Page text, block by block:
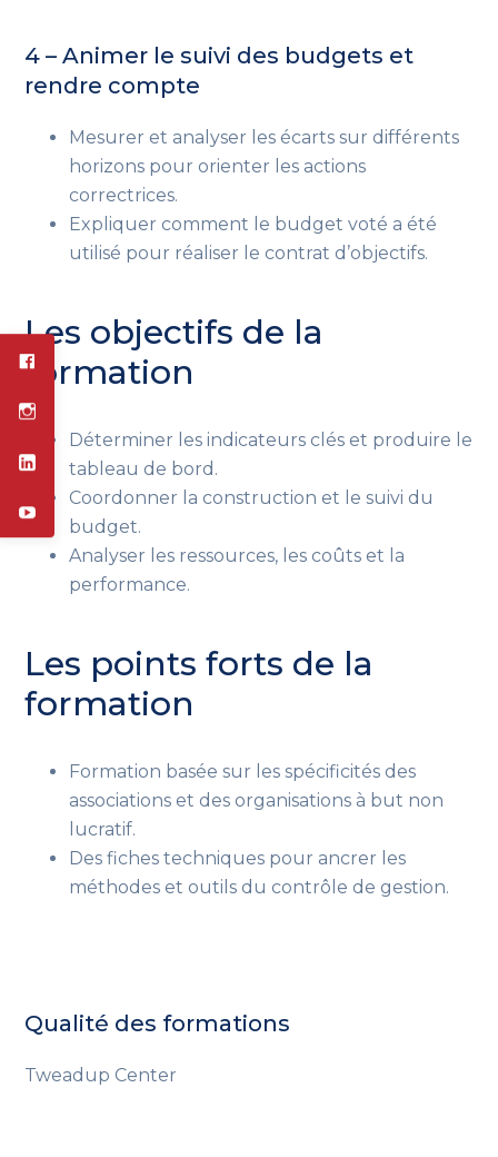
4 – Animer le suivi des budgets et
rendre compte
Mesurer et analyser les écarts sur différents
horizons pour orienter les actions
correctrices.
Expliquer comment le budget voté a été
utilisé pour réaliser le contrat d’objectifs.
Les objectifs de la
formation
Déterminer les indicateurs clés et produire le
tableau de bord.
Coordonner la construction et le suivi du
budget.
Analyser les ressources, les coûts et la
performance.
Les points forts de la
formation
Formation basée sur les spécificités des
associations et des organisations à but non
lucratif.
Des fiches techniques pour ancrer les
méthodes et outils du contrôle de gestion.
Qualité des formations
Tweadup Center